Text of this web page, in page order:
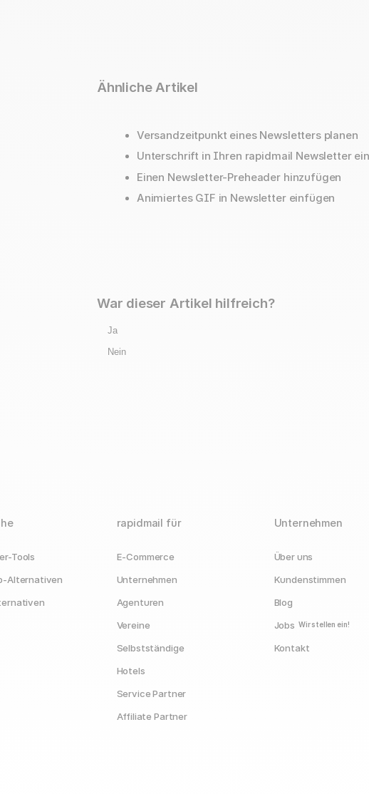
Ähnliche Artikel
Versandzeitpunkt eines Newsletters planen
Unterschrift in Ihren rapidmail Newsletter
Einen Newsletter-Preheader hinzufügen
Animiertes GIF in Newsletter einfügen
War dieser Artikel hilfreich?
Ja
Nein
Tools
Alternativen
rapidmail für
E-Commerce
Unternehmen
Agenturen
Vereine
Selbstständige
Hotels
Service Partner
Affiliate Partner
Unternehmen
Über uns
Kundenstimmen
Blog
Jobs Wir stellen ein!
Kontakt